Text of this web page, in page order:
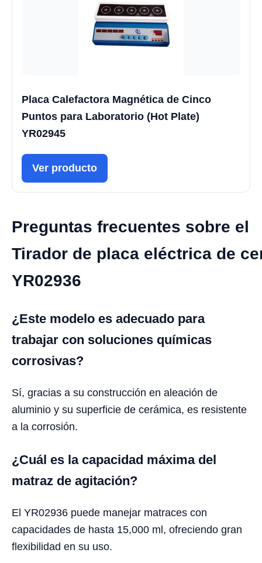
Placa Calefactora Magnética de Cinco
Puntos para Laboratorio (Hot Plate)
YR02945
Ver producto
Preguntas frecuentes sobre el
Tirador de placa eléctrica de
YR02936
¿Este modelo es adecuado para
trabajar con soluciones químicas
corrosivas?
Sí, gracias a su construcción en aleación de
aluminio y su superficie de cerámica, es resistente
a la corrosión.
¿Cuál es la capacidad máxima del
matraz de agitación?
El YR02936 puede manejar matraces con
capacidades de hasta 15,000 ml, ofreciendo gran
flexibilidad en su uso.